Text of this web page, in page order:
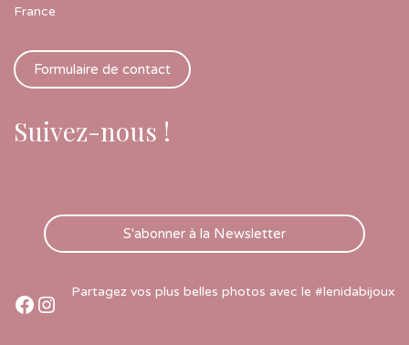
France
Formulaire de contact
Suivez-nous !
S'abonner à la Newsletter
Partagez vos plus belles photos avec le #lenidabijoux